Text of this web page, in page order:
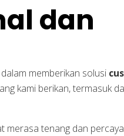
dan
memberikan solusi
kami berikan, termasuk
merasa tenang dan